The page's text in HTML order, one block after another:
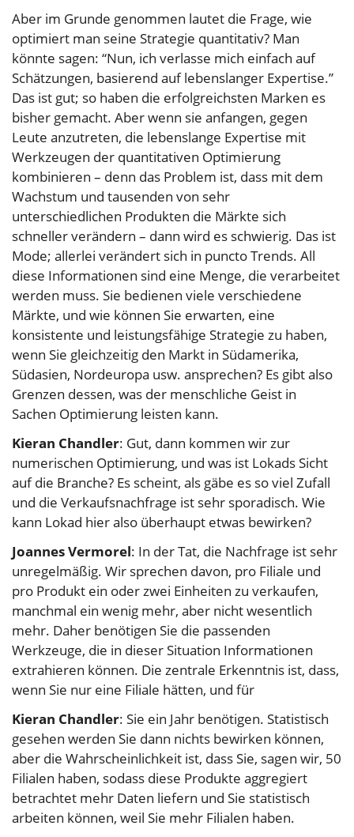
Aber im Grunde genommen lautet die Frage, wie
optimiert man seine Strategie quantitativ? Man
könnte sagen: “Nun, ich verlasse mich einfach auf
Schätzungen, basierend auf lebenslanger Expertise.”
Das ist gut; so haben die erfolgreichsten Marken es
bisher gemacht. Aber wenn sie anfangen, gegen
Leute anzutreten, die lebenslange Expertise mit
Werkzeugen der quantitativen Optimierung
kombinieren – denn das Problem ist, dass mit dem
Wachstum und tausenden von sehr
unterschiedlichen Produkten die Märkte sich
schneller verändern – dann wird es schwierig. Das ist
Mode; allerlei verändert sich in puncto Trends. All
diese Informationen sind eine Menge, die verarbeitet
werden muss. Sie bedienen viele verschiedene
Märkte, und wie können Sie erwarten, eine
konsistente und leistungsfähige Strategie zu haben,
wenn Sie gleichzeitig den Markt in Südamerika,
Südasien, Nordeuropa usw. ansprechen? Es gibt also
Grenzen dessen, was der menschliche Geist in
Sachen Optimierung leisten kann.
Kieran Chandler: Gut, dann kommen wir zur
numerischen Optimierung, und was ist Lokads Sicht
auf die Branche? Es scheint, als gäbe es so viel Zufall
und die Verkaufsnachfrage ist sehr sporadisch. Wie
kann Lokad hier also überhaupt etwas bewirken?
Joannes Vermorel: In der Tat, die Nachfrage ist sehr
unregelmäßig. Wir sprechen davon, pro Filiale und
pro Produkt ein oder zwei Einheiten zu verkaufen,
manchmal ein wenig mehr, aber nicht wesentlich
mehr. Daher benötigen Sie die passenden
Werkzeuge, die in dieser Situation Informationen
extrahieren können. Die zentrale Erkenntnis ist, dass,
wenn Sie nur eine Filiale hätten, und für
Kieran Chandler: Sie ein Jahr benötigen. Statistisch
gesehen werden Sie dann nichts bewirken können,
aber die Wahrscheinlichkeit ist, dass Sie, sagen wir, 50
Filialen haben, sodass diese Produkte aggregiert
betrachtet mehr Daten liefern und Sie statistisch
arbeiten können, weil Sie mehr Filialen haben.